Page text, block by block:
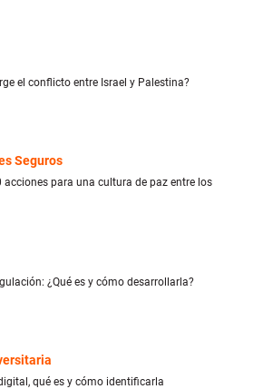
el conflicto entre Israel y Palestina?
Seguros
acciones para una cultura de paz entre los
¿Qué es y cómo desarrollarla?
qué es y cómo identificarla